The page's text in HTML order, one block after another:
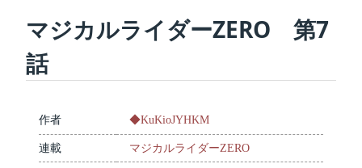
マジカルライダーZERO 第7
話
作者 ◆KuKioJYHKM
連載 マジカルライダーZERO